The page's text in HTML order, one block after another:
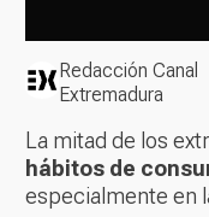
Redacción Canal
Extremadura
La mitad de los
hábitos de
especialmente en